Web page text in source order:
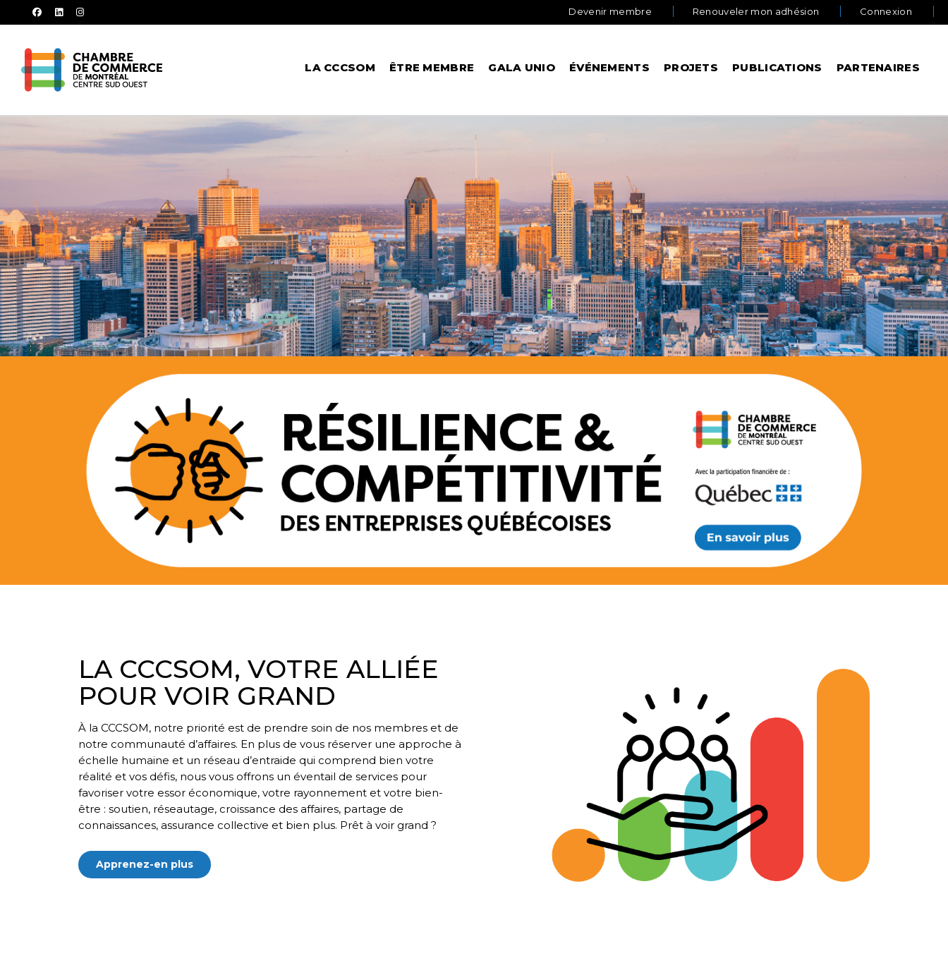
Devenir membre Renouveler mon adhésion Connexion
facebooklinkedininstagram
LA CCCSOM ÊTRE MEMBRE GALA UNIO ÉVÉNEMENTS PROJETS PUBLICATIONS PARTENAIRES
LA CCCSOM, VOTRE ALLIÉE
POUR VOIR GRAND
À la CCCSOM, notre priorité est de prendre soin de nos membres et de
notre communauté d’affaires. En plus de vous réserver une approche à
échelle humaine et un réseau d’entraide qui comprend bien votre
réalité et vos défis, nous vous offrons un éventail de services pour
favoriser votre essor économique, votre rayonnement et votre bien-
être : soutien, réseautage, croissance des affaires, partage de
connaissances, assurance collective et bien plus. Prêt à voir grand ?
Apprenez-en plus